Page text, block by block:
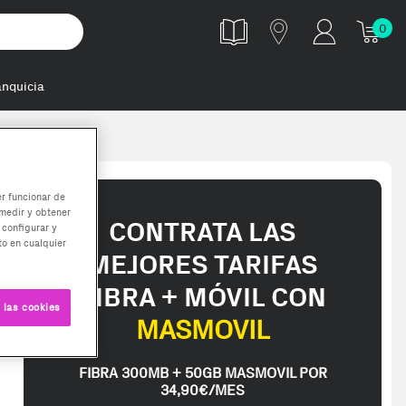
0
CONTRATA LAS
MEJORES TARIFAS
FIBRA + MÓVIL CON
MASMOVIL
FIBRA 300MB + 50GB MASMOVIL POR
34,90€/MES
funcionar de
y obtener
y
en cualquier
cookies